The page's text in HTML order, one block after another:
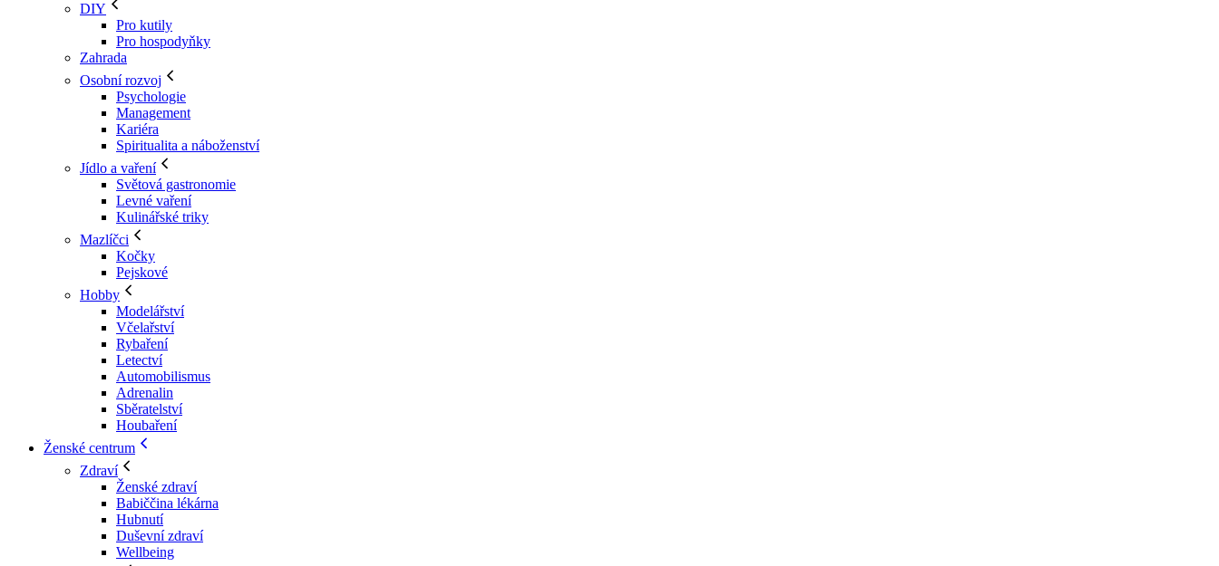
DIY
Pro kutily
Pro hospodyňky
Zahrada
Osobní rozvoj
Psychologie
Management
Kariéra
Spiritualita a náboženství
Jídlo a vaření
Světová gastronomie
Levné vaření
Kulinářské triky
Mazlíčci
Kočky
Pejskové
Hobby
Modelářství
Včelařství
Rybaření
Letectví
Automobilismus
Adrenalin
Sběratelství
Houbaření
Ženské centrum
Zdraví
Ženské zdraví
Babiččina lékárna
Hubnutí
Duševní zdraví
Wellbeing